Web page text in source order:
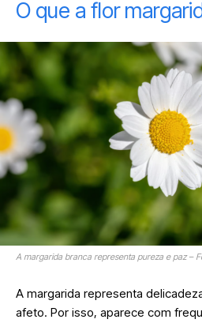
O que a flor
A margarida branca representa pureza e paz –
A margarida representa
afeto. Por isso, aparece com